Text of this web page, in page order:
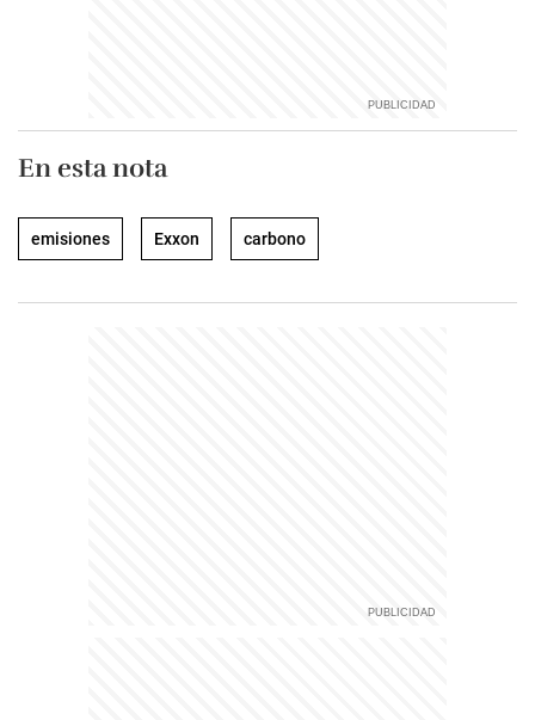
En esta nota
emisiones Exxon carbono